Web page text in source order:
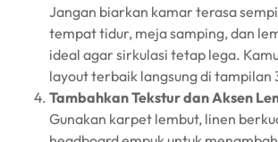
Jangan biarkan kamar terasa
tempat tidur, meja samping, dan
ideal agar sirkulasi tetap lega.
layout terbaik langsung di tampilan
Tambahkan Tekstur dan Aksen
Gunakan karpet lembut, linen